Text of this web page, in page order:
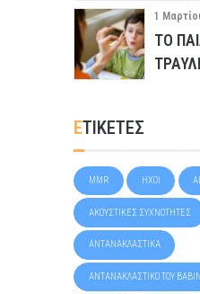
1
ΤΟ
ΕΤΙΚΕΤΕΣ
MMR ΉΧΟΙ
ΑΚΟΥΣΤΙΚΈΣ ΣΥΧΝΌΤΗΤΕΣ
ΑΝΤΑΝΑΚΛΑΣΤΙΚΆ
ΑΝΤΑΝΑΚΛΑΣΤΙΚΌ ΤΟΥ